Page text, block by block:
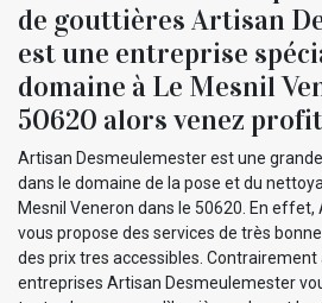
de gouttières Artisan
est une entreprise
domaine à Le Mesnil
50620 alors venez profit
Artisan Desmeulemester est une
dans le domaine de la pose et du
Mesnil Veneron dans le 50620. En
vous propose des services de très
des prix tres accessibles.
entreprises Artisan Desmeulemester